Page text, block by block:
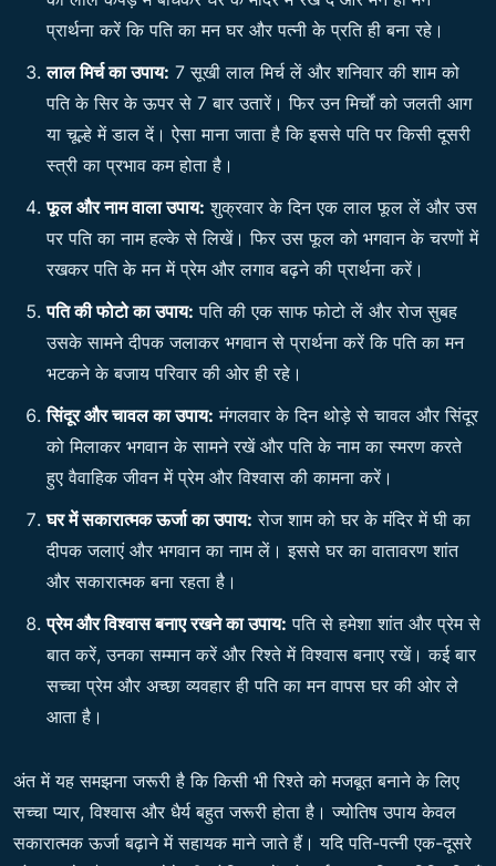
प्रार्थना करें कि पति का मन घर और पत्नी के प्रति ही बना रहे।
लाल मिर्च का उपाय: 7 सूखी लाल मिर्च लें और शनिवार की शाम को
पति के सिर के ऊपर से 7 बार उतारें। फिर उन मिर्चों को जलती आग
या चूल्हे में डाल दें। ऐसा माना जाता है कि इससे पति पर किसी दूसरी
स्त्री का प्रभाव कम होता है।
फूल और नाम वाला उपाय: शुक्रवार के दिन एक लाल फूल लें और उस
पर पति का नाम हल्के से लिखें। फिर उस फूल को भगवान के चरणों में
रखकर पति के मन में प्रेम और लगाव बढ़ने की प्रार्थना करें।
पति की फोटो का उपाय: पति की एक साफ फोटो लें और रोज सुबह
उसके सामने दीपक जलाकर भगवान से प्रार्थना करें कि पति का मन
भटकने के बजाय परिवार की ओर ही रहे।
सिंदूर और चावल का उपाय: मंगलवार के दिन थोड़े से चावल और सिंदूर
को मिलाकर भगवान के सामने रखें और पति के नाम का स्मरण करते
हुए वैवाहिक जीवन में प्रेम और विश्वास की कामना करें।
घर में सकारात्मक ऊर्जा का उपाय: रोज शाम को घर के मंदिर में घी का
दीपक जलाएं और भगवान का नाम लें। इससे घर का वातावरण शांत
और सकारात्मक बना रहता है।
प्रेम और विश्वास बनाए रखने का उपाय: पति से हमेशा शांत और प्रेम से
बात करें, उनका सम्मान करें और रिश्ते में विश्वास बनाए रखें। कई बार
सच्चा प्रेम और अच्छा व्यवहार ही पति का मन वापस घर की ओर ले
आता है।
अंत में यह समझना जरूरी है कि किसी भी रिश्ते को मजबूत बनाने के लिए
सच्चा प्यार, विश्वास और धैर्य बहुत जरूरी होता है। ज्योतिष उपाय केवल
सकारात्मक ऊर्जा बढ़ाने में सहायक माने जाते हैं। यदि पति-पत्नी एक-दूसरे